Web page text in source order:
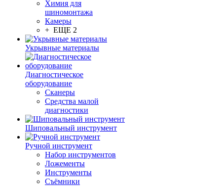
Химия для
шиномонтажа
Камеры
+ ЕЩЕ 2
Укрывные материалы
Диагностическое
оборудование
Сканеры
Средства малой
диагностики
Шиповальный инструмент
Ручной инструмент
Набор инструментов
Ложементы
Инструменты
Съёмники